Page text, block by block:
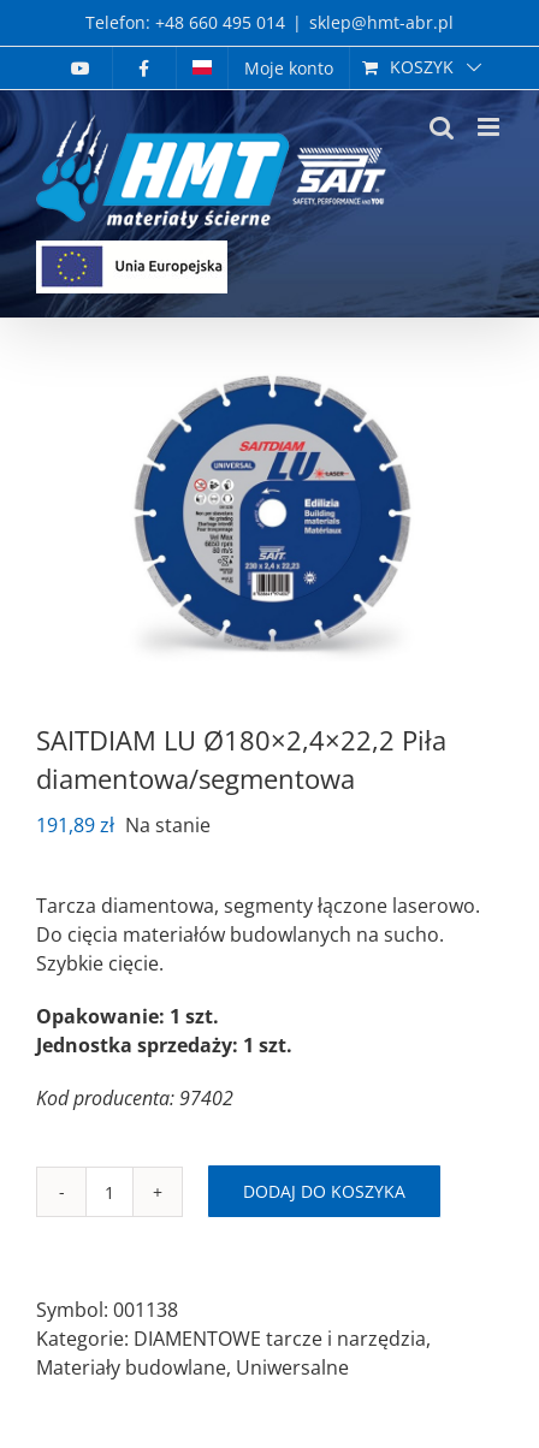
to
Telefon: +48 660 495 014 | sklep@hmt-abr.pl
Moje konto
KOSZYK
SAITDIAM LU Ø180×2,4×22,2 Piła
diamentowa/segmentowa
191,89zł Na stanie
Tarcza diamentowa, segmenty łączone laserowo.
Do cięcia materiałów budowlanych na sucho.
Szybkie cięcie.
Opakowanie: 1 szt.
Jednostka sprzedaży: 1 szt.
Kod producenta: 97402
ilość
Piła
diamentowa/segmentowa
DODAJ DO KOSZYKA
Symbol: 001138
Kategorie: DIAMENTOWE tarcze i narzędzia,
Materiały budowlane, Uniwersalne